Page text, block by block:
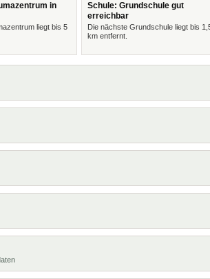
in
liegt bis 5
Schule: Grundschule gut
erreichbar
Die nächste Grundschule liegt bis
km entfernt.